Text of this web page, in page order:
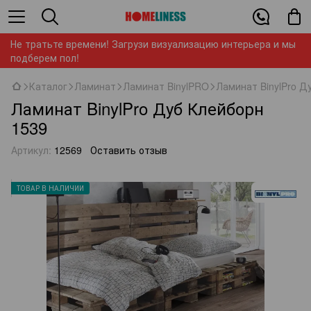
Не тратьте времени! Загрузи визуализацию интерьера и мы
подберем пол!
Каталог Ламинат Ламинат BinylPRO Ламинат BinylPro
Ламинат BinylPro Дуб Клейборн
1539
Артикул: 12569 Оставить отзыв
ТОВАР В НАЛИЧИИ